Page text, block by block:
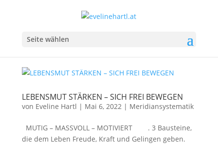
Seite wählen
LEBENSMUT STÄRKEN – SICH FREI BEWEGEN
von Eveline Hartl | Mai 6, 2022| Meridiansystematik
MUTIG – MASSVOLL – MOTIVIERT . 3 Bausteine,
die dem Leben Freude, Kraft und Gelingen geben.